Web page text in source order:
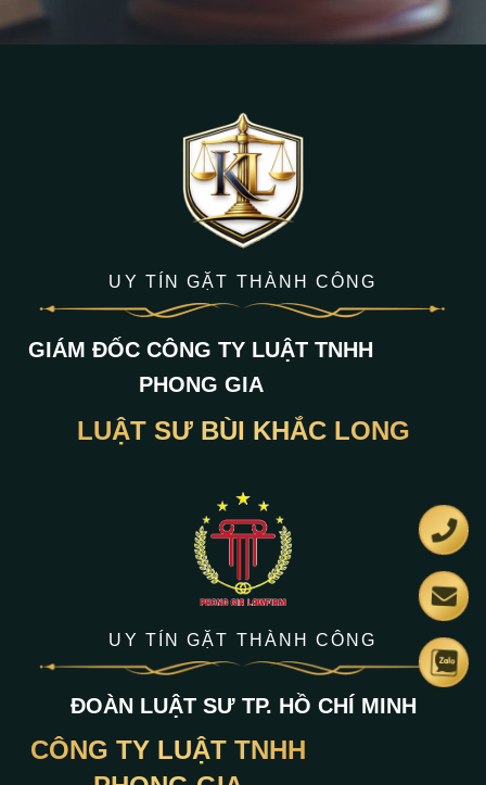
UY TÍN GẶT THÀNH CÔNG
GIÁM ĐỐC CÔNG TY LUẬT TNHH
PHONG GIA
LUẬT SƯ BÙI KHẮC LONG
UY TÍN GẶT THÀNH CÔNG
ĐOÀN LUẬT SƯ TP. HỒ CHÍ MINH
CÔNG TY LUẬT TNHH